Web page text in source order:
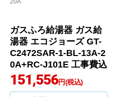
ガスふろ給湯器 ガス給
湯器 エコジョーズ GT-
C2472AR-1-BL-13A-20
A+RC-J101E 工事費込
171,142円(税込)